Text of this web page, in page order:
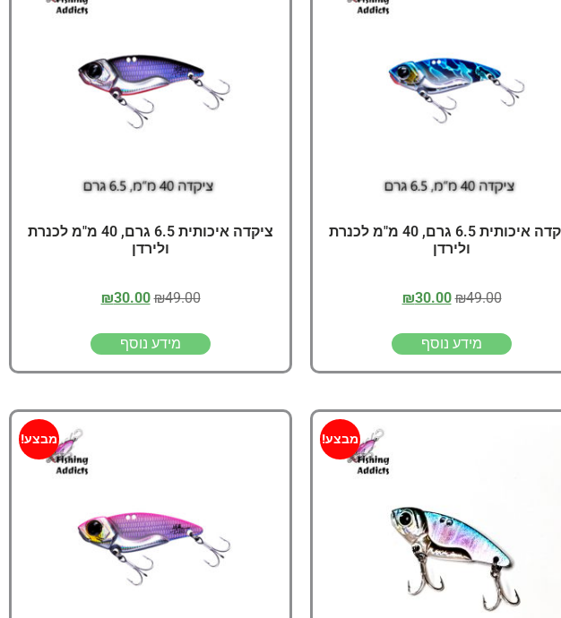
דיג – מאמרים בנושא דיג
סל קניות
תקנון אתר
ציקדה איכותית 6.5 גרם, 40 מ"מ לכנרת
ולירדן
₪49.00
₪30.00
מידע נוסף
ציקדה איכותית 6.5 גרם, 40 מ"מ לכנרת
ולירדן
₪49.00
₪30.00
מידע נוסף
מבצע! מבצע!